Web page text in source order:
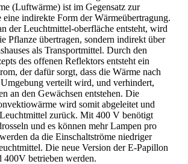
(Luftwärme) ist im Gegensatz zur
eine indirekte Form der Wärmeübertragung.
der Leuchtmittel-oberfläche entsteht, wird
Pflanze übertragen, sondern indirekt über
als Transportmittel. Durch den
des offenen Reflektors entsteht ein
der dafür sorgt, dass die Wärme nach
verteilt wird, und verhindert,
an den Gewächsen entstehen. Die
wird somit abgeleitet und
zurück. Mit 400 V benötigt
und es können mehr Lampen pro
da die Einschaltströme niedriger
Die neue Version der E-Papillon
400V betrieben werden.